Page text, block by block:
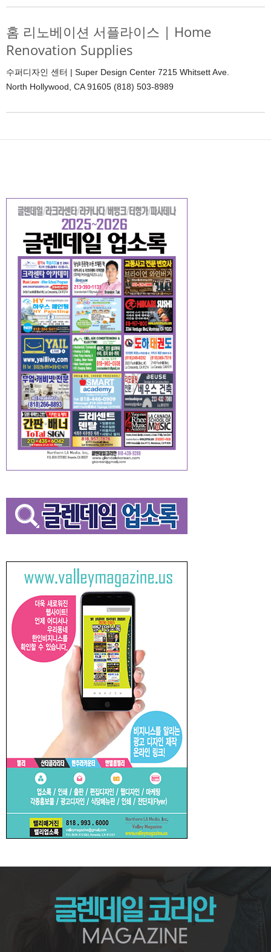
홈 리노베이션 서플라이스 | Home
Renovation Supplies
수퍼디자인 센터 | Super Design Center 7215 Whitsett Ave.
North Hollywood, CA 91605 (818) 503-8989